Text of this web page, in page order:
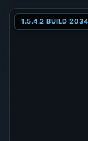
1.5.4.2 BUILD